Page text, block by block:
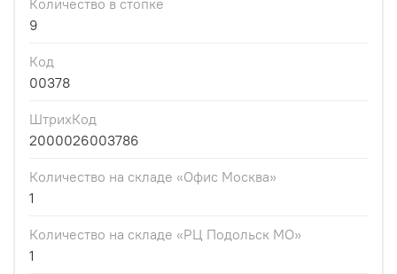
Количество в стопке
9
Код
00378
ШтрихКод
2000026003786
Количество на складе «Офис Москва»
1
Количество на складе «РЦ Подольск МО»
1